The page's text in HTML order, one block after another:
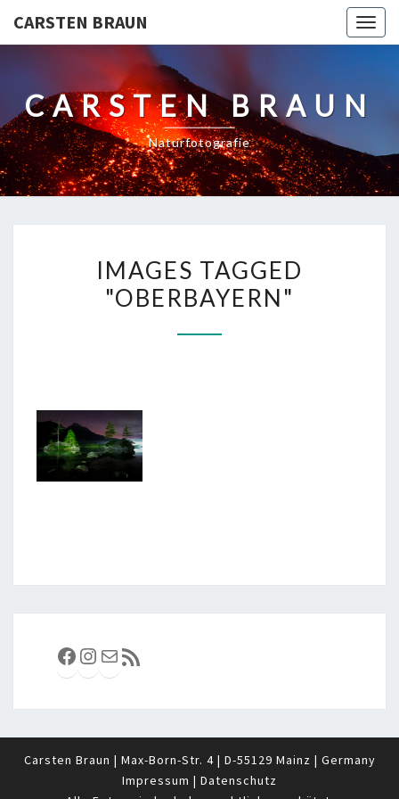
CARSTEN BRAUN
CARSTEN BRAUN
Naturfotografie
TAGGED
"OBERBAYERN"
IMAGES TAGGED
"OBERBAYERN"
Facebook
Instagram
E-MailRSS-Feed
Carsten Braun | Max-Born-Str. 4 | D-55129 Mainz | Germany
Impressum | Datenschutz